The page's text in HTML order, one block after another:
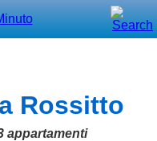
Rossitto
appartamenti